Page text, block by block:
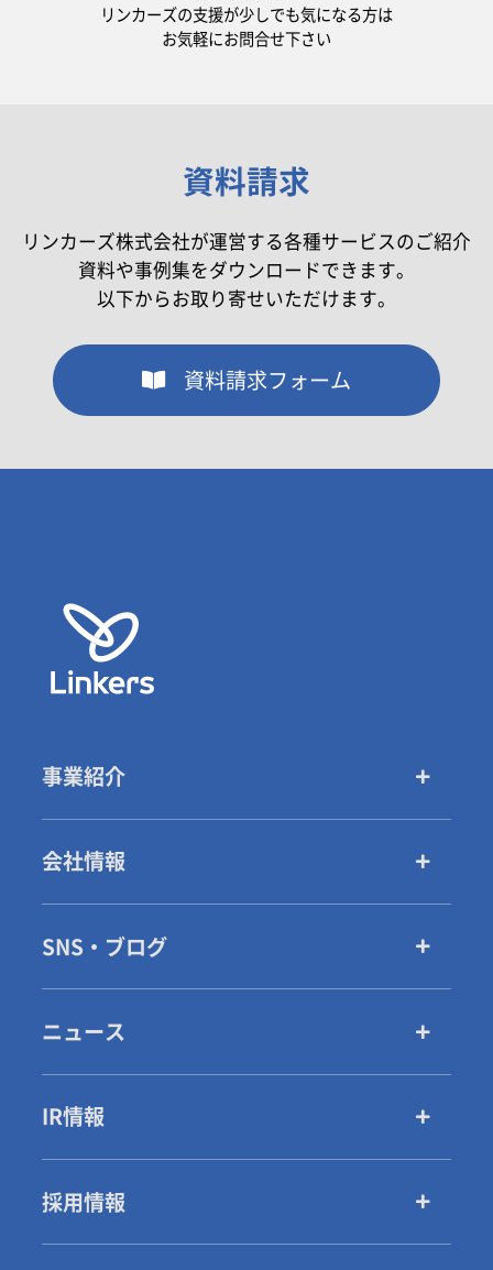
リンカーズの支援が少しでも気になる方は
お気軽にお問合せ下さい
資料請求
リンカーズ株式会社が運営する各種サービスのご紹介
資料や事例集をダウンロードできます。
以下からお取り寄せいただけます。
資料請求フォーム
事業紹介
会社情報
SNS・ブログ
ニュース
IR情報
採用情報